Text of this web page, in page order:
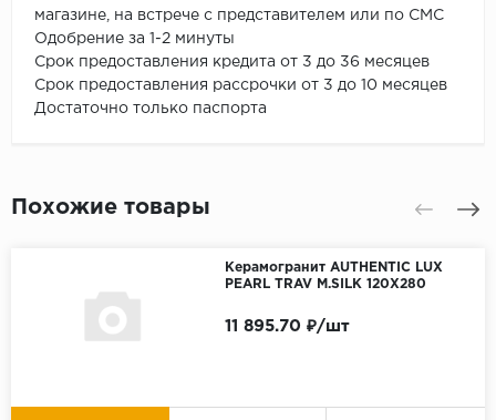
магазине, на встрече с представителем или по СМС
Одобрение за 1-2 минуты
Срок предоставления кредита от 3 до 36 месяцев
Срок предоставления рассрочки от 3 до 10 месяцев
Достаточно только паспорта
Похожие товары
Керамогранит AUTHENTIC LUX
PEARL TRAV M.SILK 120X280
11 895.70 ₽/шт